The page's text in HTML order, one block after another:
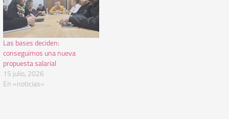
Las bases deciden:
conseguimos una nueva
propuesta salarial
15 julio, 2026
En «noticias»